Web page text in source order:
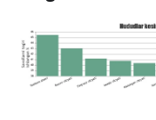
bitiruvchilarning
bloglarni ishlash